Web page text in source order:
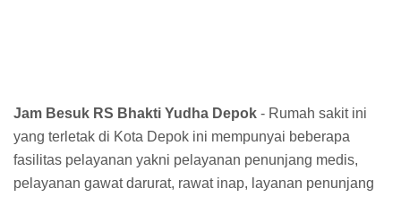
Jam Besuk RS Bhakti Yudha Depok - Rumah sakit ini
yang terletak di Kota Depok ini mempunyai beberapa
fasilitas pelayanan yakni pelayanan penunjang medis,
pelayanan gawat darurat, rawat inap, layanan penunjang